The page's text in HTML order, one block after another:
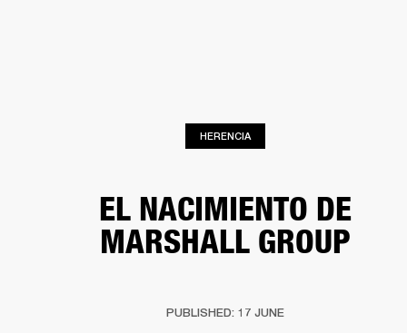
HERENCIA
EL NACIMIENTO DE
MARSHALL GROUP
PUBLISHED: 17 JUNE